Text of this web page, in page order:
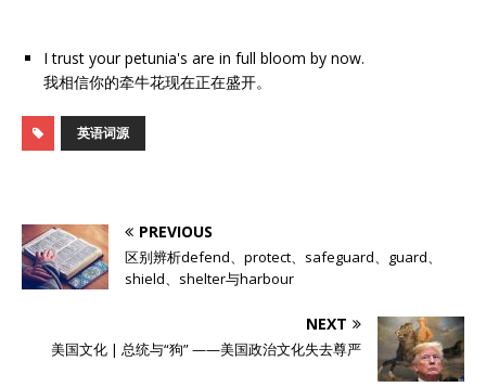
I trust your petunia's are in full bloom by now.
我相信你的牵牛花现在正在盛开。
英语词源
PREVIOUS
区别辨析defend、protect、safeguard、guard、
shield、shelter与harbour
NEXT
美国文化 | 总统与“狗” ——美国政治文化失去尊严